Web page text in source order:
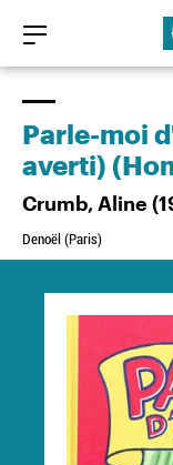
contenu
principal
Parle-moi
averti)
Crumb, Aline
Denoël (Paris)
Panneau de gestion